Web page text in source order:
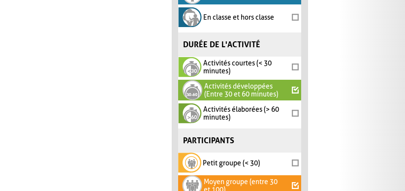
En classe et hors classe
DURÉE DE L'ACTIVITÉ
Activités courtes (< 30
minutes)
Activités développées
(Entre 30 et 60 minutes)
Activités élaborées (> 60
minutes)
PARTICIPANTS
Petit groupe (< 30)
Moyen groupe (entre 30